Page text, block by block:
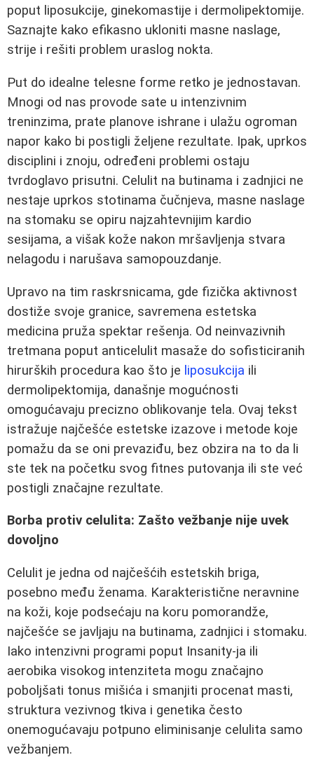
poput liposukcije, ginekomastije i dermolipektomije.
Saznajte kako efikasno ukloniti masne naslage,
strije i rešiti problem uraslog nokta.
Put do idealne telesne forme retko je jednostavan.
Mnogi od nas provode sate u intenzivnim
treninzima, prate planove ishrane i ulažu ogroman
napor kako bi postigli željene rezultate. Ipak, uprkos
disciplini i znoju, određeni problemi ostaju
tvrdoglavo prisutni. Celulit na butinama i zadnjici ne
nestaje uprkos stotinama čučnjeva, masne naslage
na stomaku se opiru najzahtevnijim kardio
sesijama, a višak kože nakon mršavljenja stvara
nelagodu i narušava samopouzdanje.
Upravo na tim raskrsnicama, gde fizička aktivnost
dostiže svoje granice, savremena estetska
medicina pruža spektar rešenja. Od neinvazivnih
tretmana poput anticelulit masaže do sofisticiranih
hirurških procedura kao što je liposukcija ili
dermolipektomija, današnje mogućnosti
omogućavaju precizno oblikovanje tela. Ovaj tekst
istražuje najčešće estetske izazove i metode koje
pomažu da se oni prevaziđu, bez obzira na to da li
ste tek na početku svog fitnes putovanja ili ste već
postigli značajne rezultate.
Borba protiv celulita: Zašto vežbanje nije uvek
dovoljno
Celulit je jedna od najčešćih estetskih briga,
posebno među ženama. Karakteristične neravnine
na koži, koje podsećaju na koru pomorandže,
najčešće se javljaju na butinama, zadnjici i stomaku.
Iako intenzivni programi poput Insanity-ja ili
aerobika visokog intenziteta mogu značajno
poboljšati tonus mišića i smanjiti procenat masti,
struktura vezivnog tkiva i genetika često
onemogućavaju potpuno eliminisanje celulita samo
vežbanjem.